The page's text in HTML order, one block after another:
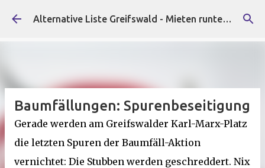
Direkt zum Hauptbereich Alternative Liste Greifswald - Mieten runter, Faschist*innen raus!
Baumfällungen: Spurenbeseitigung
Gerade werden am Greifswalder Karl-Marx-Platz
die letzten Spuren der Baumfäll-Aktion
vernichtet: Die Stubben werden geschreddert. Nix